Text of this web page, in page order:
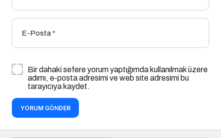
E-Posta*
Bir dahaki sefere yorum yaptığımda kullanılmak üzere
adımı, e-posta adresimi ve web site adresimi bu
tarayıcıya kaydet.
YORUM GÖNDER